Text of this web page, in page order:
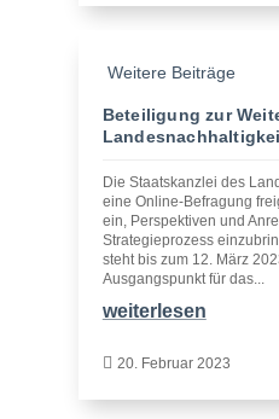
Weitere Beiträge
Beteiligung zur
Die Staatskanzlei des
eine Online-Befragung
ein, Perspektiven und
Strategieprozess
steht bis zum 12. März
Ausgangspunkt für das...
weiterlesen
 20. Februar 2023